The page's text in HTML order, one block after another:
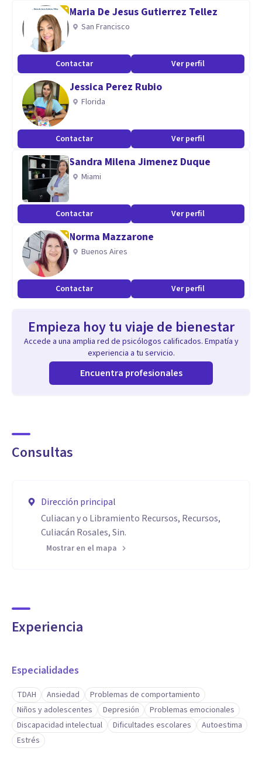
Maestría en evaluación y psicoterapia infantil
Máster en terapias conductuales
Diplomado en estimulación cognitiva
Diplomado en psicotraumatología
Diplomado en Terapia Dialectico Conductual
Especialidad en TOC
Maria De Jesus Gutierrez Tellez
San Francisco
Contactar Ver perfil
Jessica Perez Rubio
Florida
Contactar Ver perfil
Sandra Milena Jimenez Duque
Miami
Contactar Ver perfil
Norma Mazzarone
Buenos Aires
Contactar Ver perfil
Empieza hoy tu viaje de bienestar
Accede a una amplia red de psicólogos calificados. Empatía y
experiencia a tu servicio.
Encuentra profesionales
Consultas
Dirección principal
Culiacan y o Libramiento Recursos, Recursos,
Culiacán Rosales, Sin.
Mostrar en el mapa
Experiencia
Especialidades
TDAH Ansiedad
Problemas de comportamiento
Niños y adolescentes
Depresión
Problemas emocionales
Discapacidad intelectual
Dificultades escolares
Autoestima
Estrés